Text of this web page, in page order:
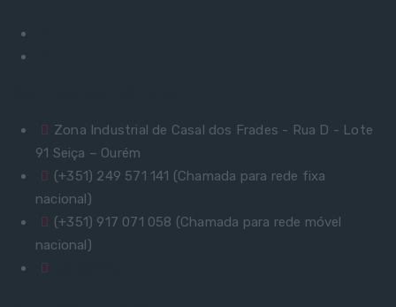
Zona Industrial de Casal dos Frades - Rua D - Lote
91 Seiça – Ourém
(+351) 249 571 141 (Chamada para rede fixa
nacional)
(+351) 917 071 058 (Chamada para rede móvel
nacional)